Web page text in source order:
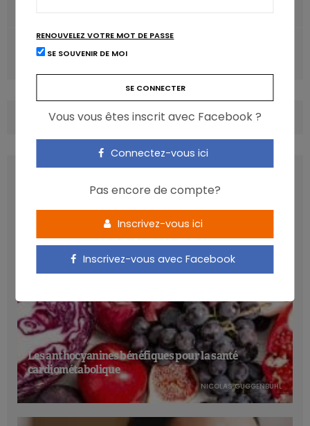
COMMENTS (0)
Les anthocyanines bénéfiques pour la santé
cardiométabolique
NICOLAS GUGGENBÜHL
RENOUVELEZ VOTRE MOT DE PASSE
SE SOUVENIR DE MOI
Vous vous êtes inscrit avec Facebook ?
Connectez-vous ici
Pas encore de compte?
Inscrivez-vous ici
Inscrivez-vous avec Facebook